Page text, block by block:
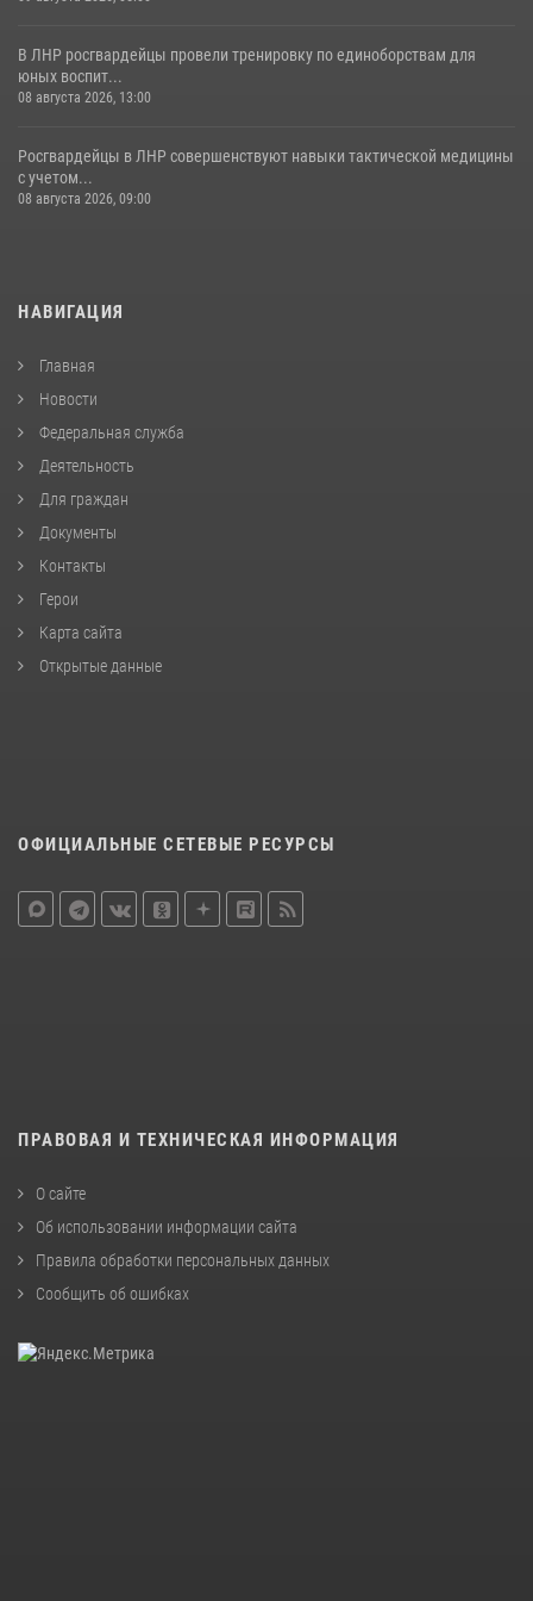
В ЛНР росгвардейцы провели тренировку по единоборствам для
юных воспит...
08 августа 2026, 13:00
Росгвардейцы в ЛНР совершенствуют навыки тактической медицины
с учетом...
08 августа 2026, 09:00
НАВИГАЦИЯ
Главная
Новости
Федеральная служба
Деятельность
Для граждан
Документы
Контакты
Герои
Карта сайта
Открытые данные
ОФИЦИАЛЬНЫЕ СЕТЕВЫЕ РЕСУРСЫ
ПРАВОВАЯ И ТЕХНИЧЕСКАЯ ИНФОРМАЦИЯ
О сайте
Об использовании информации сайта
Правила обработки персональных данных
Сообщить об ошибках